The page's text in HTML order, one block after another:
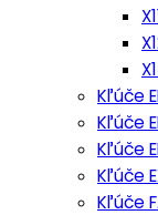
Kľúče
Kľúče
Kľúče
Kľúče
Kľúče